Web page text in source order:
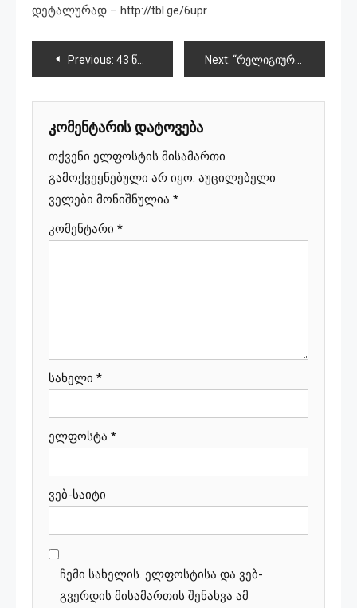
დეტალურად – http://tbl.ge/6upr
პოსტის
ნავიგაცია
Previous: 43 წლის მამაკაცმა 7 წლის გოგონაზე სექსუალურად იძალადა Next: “რელიგიური გრძნობების შეურაცხყოფა და დაცინვა პარიზის ოლიმპიადაზე”
კომენტარის დატოვება
თქვენი ელფოსტის მისამართი
გამოქვეყნებული არ იყო. აუცილებელი
ველები მონიშნულია *
კომენტარი *
სახელი *
ელფოსტა *
ვებ-საიტი
ჩემი სახელის. ელფოსტისა და ვებ-
გვერდის მისამართის შენახვა ამ